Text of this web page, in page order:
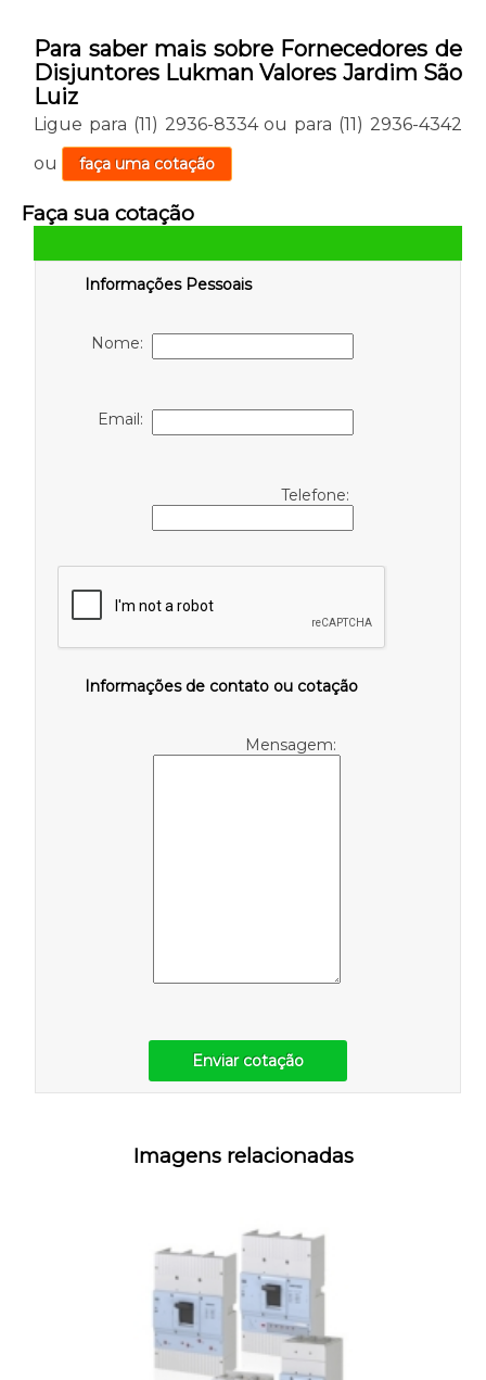
Para saber mais sobre Fornecedores de
Disjuntores Lukman Valores Jardim São
Luiz
Ligue para (11) 2936-8334ou para (11) 2936-4342
ou
faça uma cotação
Faça sua cotação
Informações Pessoais
Nome:
Email:
Telefone:
Informações de contato ou cotação
Mensagem:
Enviar cotação
Imagens relacionadas